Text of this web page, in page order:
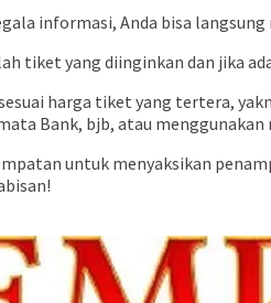
informasi, Anda bisa
tiket yang diinginkan dan jika
harga tiket yang tertera,
Bank, bjb, atau
untuk menyaksikan